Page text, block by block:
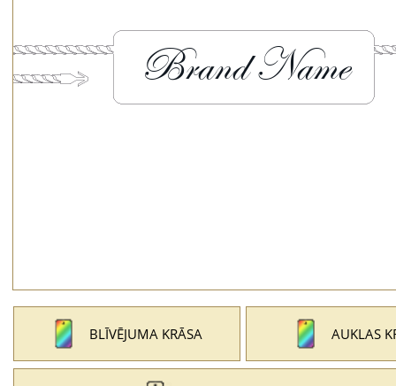
BLĪVĒJUMA KRĀSA AUKLAS